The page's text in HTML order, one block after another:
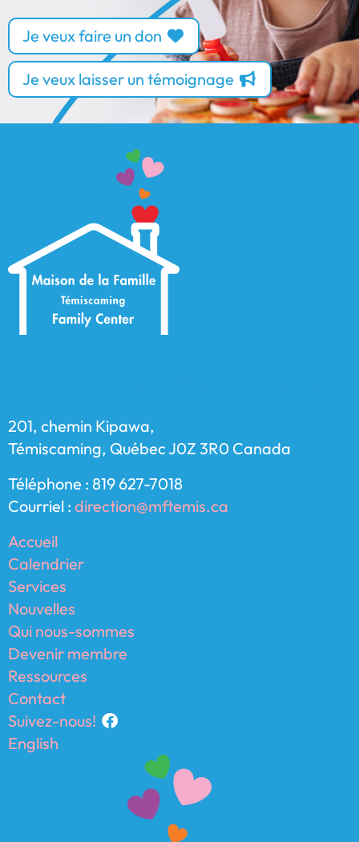
Je veux faire un don
Je veux laisser un témoignage
201, chemin Kipawa,
Témiscaming, Québec J0Z 3R0 Canada
Téléphone : 819 627-7018
Courriel : direction@mftemis.ca
Accueil
Calendrier
Services
Nouvelles
Qui nous-sommes
Devenir membre
Ressources
Contact
Suivez-nous!
English